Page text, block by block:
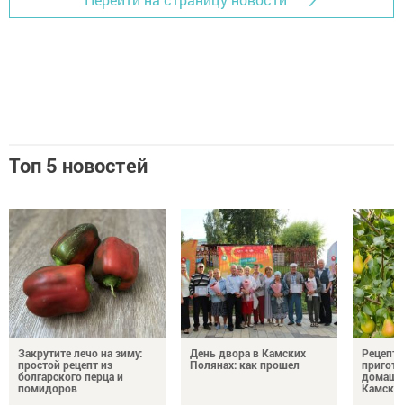
Топ 5 новостей
Закрутите лечо на зиму:
простой рецепт из
болгарского перца и
помидоров
День двора в Камских
Полянах: как прошел